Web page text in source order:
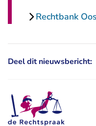
Rechtbank
Deel dit nieuwsbericht: